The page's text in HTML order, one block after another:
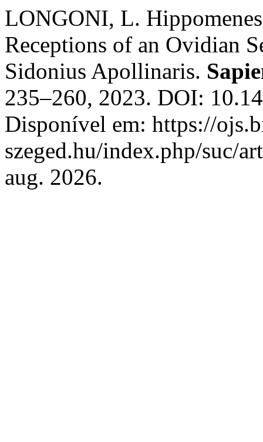
LONGONI, L.
Receptions of an Ovidian
Sidonius Apollinaris.
235–260, 2023. DOI:
Disponível em: https://
szeged.hu/index.php/suc/
aug. 2026.